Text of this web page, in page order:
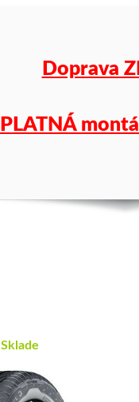
vášho
a
Doprava
Sklade